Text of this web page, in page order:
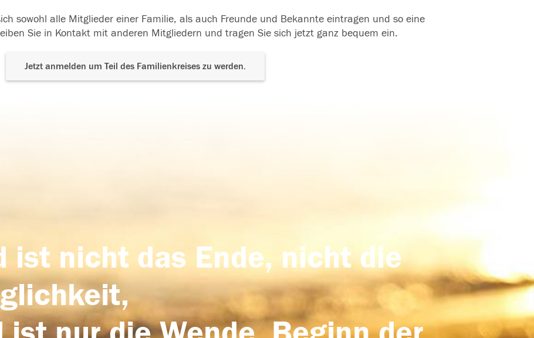
sowohl alle Mitglieder einer Familie, als auch Freunde und Bekannte eintragen und so eine
Sie in Kontakt mit anderen Mitgliedern und tragen Sie sich jetzt ganz bequem ein.
Jetzt anmelden um Teil des Familienkreises zu werden.
ist nicht das Ende, nicht die